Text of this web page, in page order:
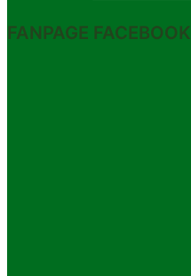
FANPAGE FACEBOOK